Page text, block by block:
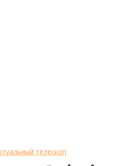
телескоп